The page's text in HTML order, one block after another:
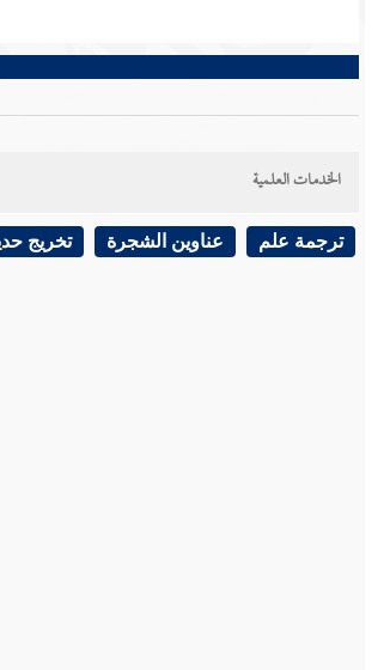
الخدمات العلمية
ترجمة علم عناوين الشجرة تخريج